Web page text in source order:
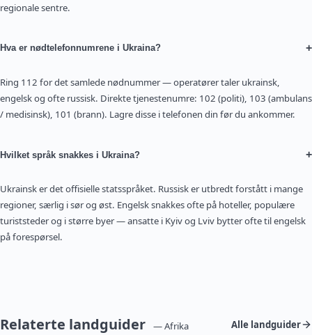
regionale sentre.
Hva er nødtelefonnumrene i Ukraina? +
Ring 112 for det samlede nødnummer — operatører taler ukrainsk,
engelsk og ofte russisk. Direkte tjenestenumre: 102 (politi), 103 (ambulans
/ medisinsk), 101 (brann). Lagre disse i telefonen din før du ankommer.
Hvilket språk snakkes i Ukraina? +
Ukrainsk er det offisielle statsspråket. Russisk er utbredt forstått i mange
regioner, særlig i sør og øst. Engelsk snakkes ofte på hoteller, populære
turiststeder og i større byer — ansatte i Kyiv og Lviv bytter ofte til engelsk
på forespørsel.
Relaterte landguider — Afrika Alle landguider